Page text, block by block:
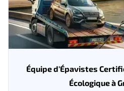
Équipe d'Épavistes
Écologique à